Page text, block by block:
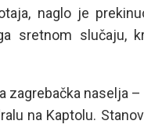
naglo je
sretnom slučaju,
zagrebačka naselja
na Kaptolu.